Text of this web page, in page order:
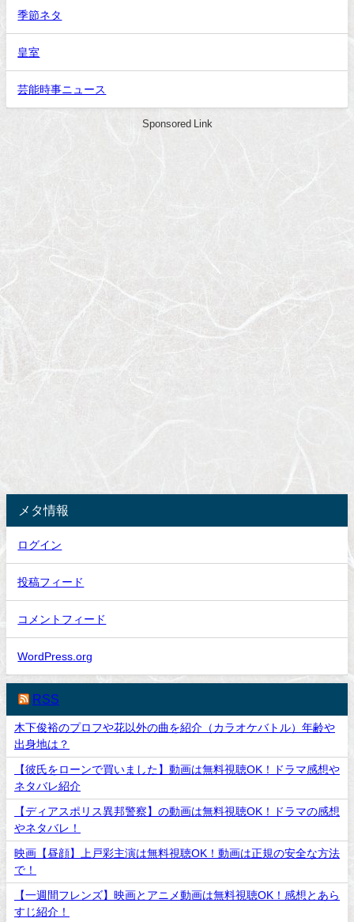
季節ネタ
皇室
芸能時事ニュース
Sponsored Link
メタ情報
ログイン
投稿フィード
コメントフィード
WordPress.org
RSS
木下俊裕のプロフや花以外の曲を紹介（カラオケバトル）年齢や
出身地は？
【彼氏をローンで買いました】動画は無料視聴OK！ドラマ感想や
ネタバレ紹介
【ディアスポリス異邦警察】の動画は無料視聴OK！ドラマの感想
やネタバレ！
映画【昼顔】上戸彩主演は無料視聴OK！動画は正規の安全な方法
で！
【一週間フレンズ】映画とアニメ動画は無料視聴OK！感想とあら
すじ紹介！